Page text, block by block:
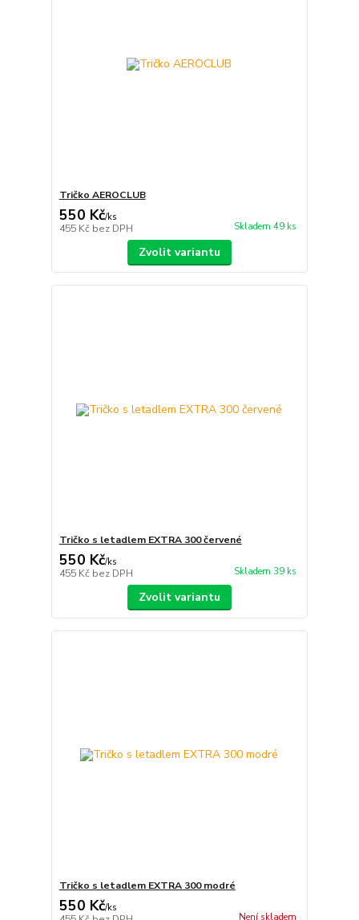
Tričko AEROCLUB
550 Kč/ks
455 Kč bez DPH Skladem 49 ks
Zvolit variantu
Tričko s letadlem EXTRA 300 červené
550 Kč/ks
455 Kč bez DPH Skladem 39 ks
Zvolit variantu
Tričko s letadlem EXTRA 300 modré
550 Kč/ks
Není skladem